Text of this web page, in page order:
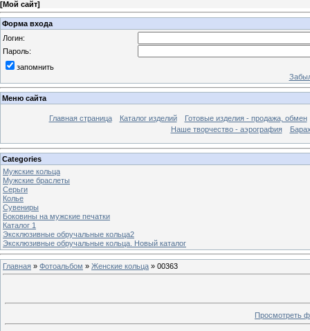
[Мой сайт]
Форма входа
Логин:
Пароль:
запомнить
Меню сайта
Главная страница Каталог изделий
Готовые изделия - продажа, обмен
Наше творчество - аэрография
Categories
Мужские кольца
Мужские браслеты
Серьги
Колье
Сувениры
Боковины на мужские печатки
Каталог 1
Эксклюзивные обручальные кольца2
Эксклюзивные обручальные кольца. Новый каталог
Главная » Фотоальбом » Женские кольца » 00363
Просмотреть